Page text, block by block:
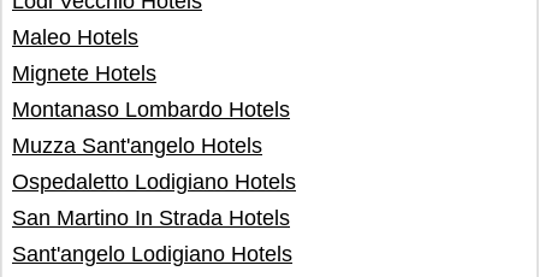
Maleo Hotels
Mignete Hotels
Montanaso Lombardo Hotels
Muzza Sant'angelo Hotels
Ospedaletto Lodigiano Hotels
San Martino In Strada Hotels
Sant'angelo Lodigiano Hotels